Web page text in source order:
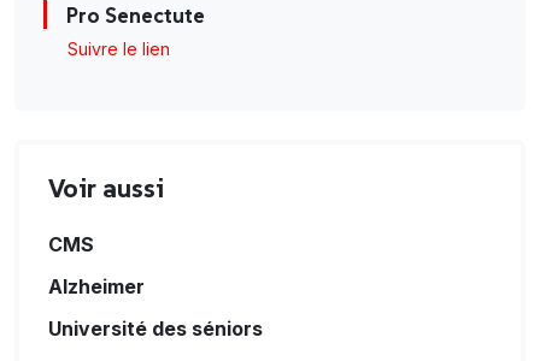
Pro Senectute
Suivre le lien
Voir aussi
CMS
Alzheimer
Université des séniors